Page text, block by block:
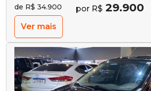
de R$ 34.900 por R$ 29.900
Ver mais